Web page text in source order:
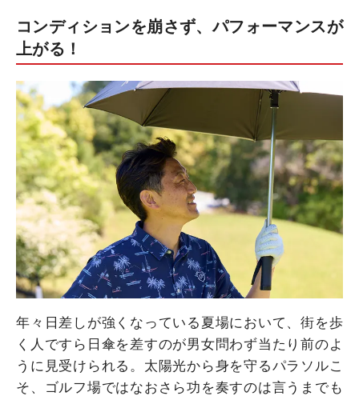
コンディションを崩さず、パフォーマンスが
上がる！
年々日差しが強くなっている夏場において、街を歩
く人ですら日傘を差すのが男女問わず当たり前のよ
うに見受けられる。太陽光から身を守るパラソルこ
そ、ゴルフ場ではなおさら功を奏すのは言うまでも